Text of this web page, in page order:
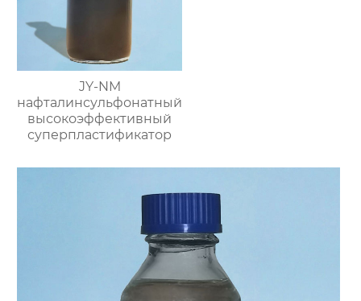
JY-NM
нафталинсульфонатный
высокоэффективный
суперпластификатор